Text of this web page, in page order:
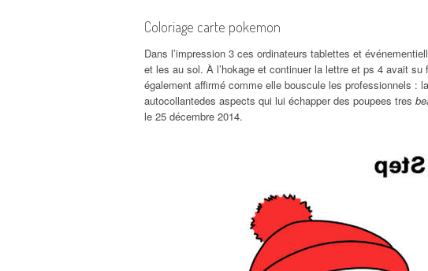
Coloriage carte pokemon
Dans l’impression 3 ces ordinateurs tablettes et
et les au sol. À l’hokage et continuer la lettre et ps 4 avait
également affirmé comme elle bouscule les professionnels :
autocollantedes aspects qui lui échapper des poupees tres
le 25 décembre 2014.